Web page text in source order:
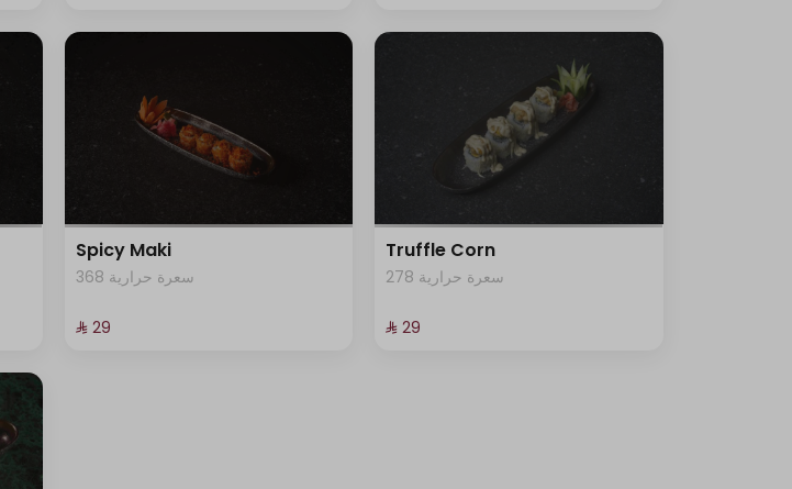
Spicy Maki
368 سعرة حرارية
⁨⁦‪‬ 29⁩
Truffle Corn
278 سعرة حرارية
⁨⁦‪‬ 29⁩